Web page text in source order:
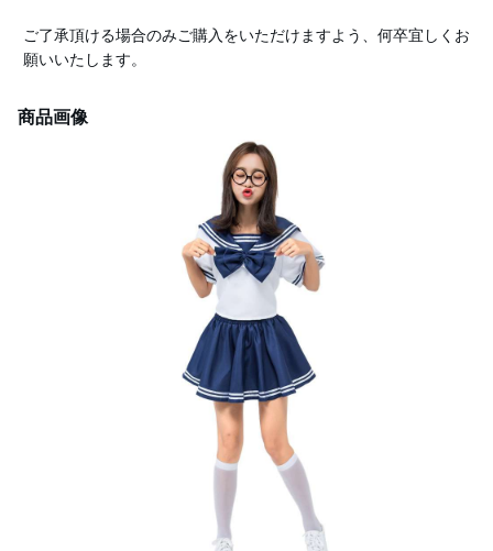
ご了承頂ける場合のみご購入をいただけますよう、何卒宜しくお
願いいたします。
商品画像